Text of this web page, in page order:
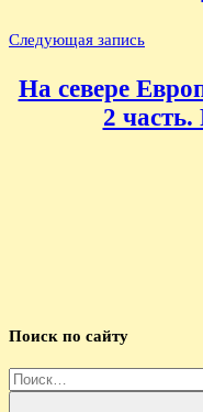
Следующая запись
На севере
2 часть.
Поиск по сайту
Найти: